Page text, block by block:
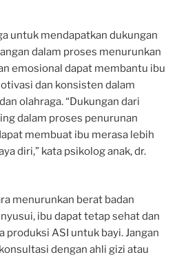
untuk mendapatkan dukungan
dalam proses menurunkan
emosional dapat membantu ibu
dan konsisten dalam
olahraga. “Dukungan dari
dalam proses penurunan
membuat ibu merasa lebih
diri,” kata psikolog anak, dr.
menurunkan berat badan
ibu dapat tetap sehat dan
produksi ASI untuk bayi. Jangan
dengan ahli gizi atau